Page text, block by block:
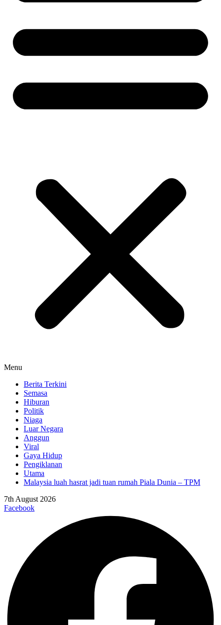
Menu
Berita Terkini
Semasa
Hiburan
Politik
Niaga
Luar Negara
Anggun
Viral
Gaya Hidup
Pengiklanan
Utama
Malaysia luah hasrat jadi tuan rumah Piala Dunia – TPM
7th August 2026
Facebook